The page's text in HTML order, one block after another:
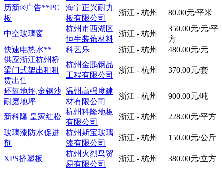
历新®广告**PC
板
海宁正兴耐力
板有限公司
浙江 - 杭州 80.00元/平米
中空玻璃窗
杭州市西湖区
恒生装饰材料
浙江 - 杭州
350.00元/元/平
方
快速电热水**
科艺乐 浙江 - 杭州
480.00元/元
供应浙江杭州桥
梁门式架出租租
赁出售
杭州金鹏钢品
工程有限公司
浙江 - 杭州 370.00元/套
环氧地坪,金钢沙
耐磨地坪
温州高强度建
材有限公司
浙江 - 杭州 900.00元/吨
新科隆 皇家红松
杭州科隆地板
有限公司
浙江 - 杭州
228.00元/平方
玻璃漆防水促进
剂
杭州斯宝玻璃
漆有限公司
浙江 - 杭州 150.00元/公斤
XPS挤塑板
杭州火烈鸟贸
易有限公司
浙江 - 杭州 380.00元/立方